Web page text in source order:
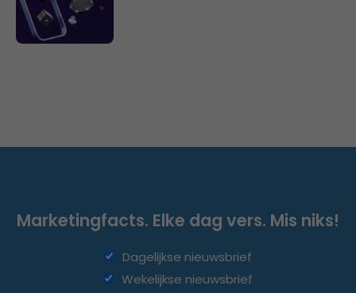
Marketingfacts. Elke dag vers. Mis niks!
Dagelijkse nieuwsbrief
Wekelijkse nieuwsbrief